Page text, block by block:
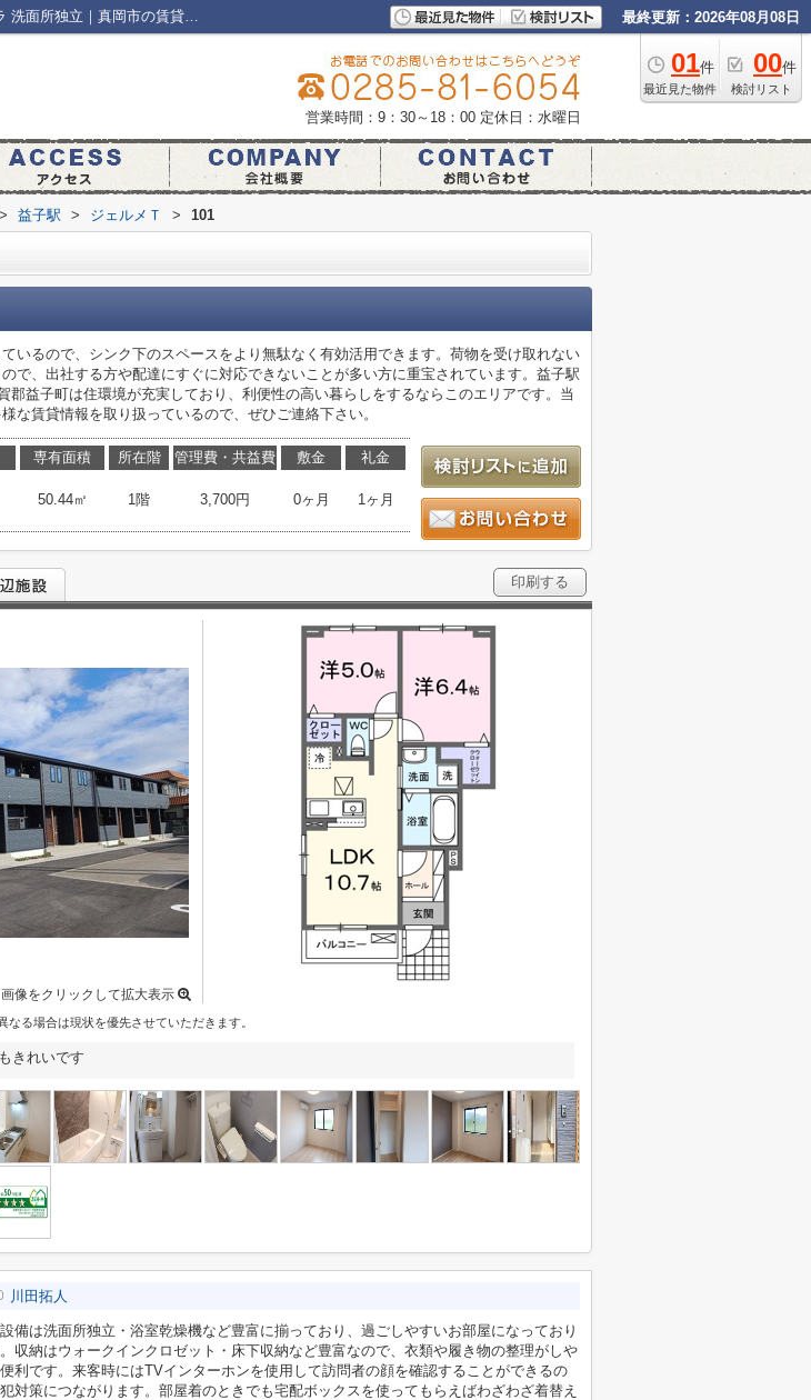
ジェルメＴ101｜ネット使用料不要 浴室乾燥機 バストイレ別 防犯カメラ 洗面所独立｜真岡市の賃貸アパートは株式会社 巴不動産 最終更新：2026年08月08日
01件
最近見た物件
00件
検討リスト
営業時間：9：30～18：00 定休日：水曜日
> 益子駅 > ジェルメＴ > 101
いるので、シンク下のスペースをより無駄なく有効活用できます。荷物を受け取れない
で、出社する方や配達にすぐに対応できないことが多い方に重宝されています。益子駅
郡益子町は住環境が充実しており、利便性の高い暮らしをするならこのエリアです。当
な賃貸情報を取り扱っているので、ぜひご連絡下さい。
専有面積
50.44㎡
所在階
1階
管理費・共益費
3,700円
敷金
0ヶ月
礼金
1ヶ月
印刷する
画像をクリックして拡大表示
る場合は現状を優先させていただきます。
きれいです
川田拓人
備は洗面所独立・浴室乾燥機など豊富に揃っており、過ごしやすいお部屋になっており
収納はウォークインクロゼット・床下収納など豊富なので、衣類や履き物の整理がしや
利です。来客時にはTVインターホンを使用して訪問者の顔を確認することができるの
対策につながります。部屋着のときでも宅配ボックスを使ってもらえばわざわざ着替え